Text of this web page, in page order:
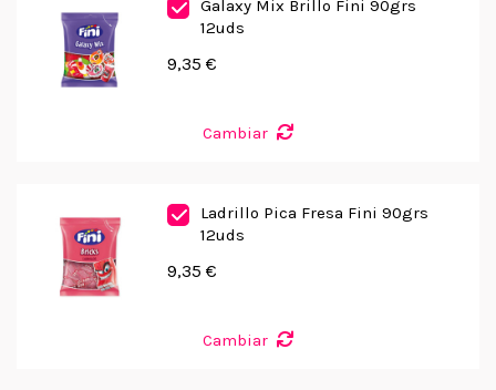
Galaxy Mix Brillo Fini 90grs
12uds
9,35 €
Cambiar
Ladrillo Pica Fresa Fini 90grs
12uds
9,35 €
Cambiar